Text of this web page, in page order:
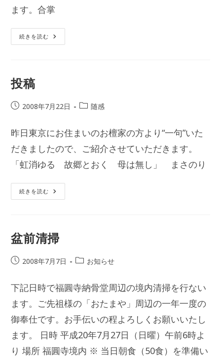
ます。合掌
続きを読む 盆
前
投稿
投
公
開
日:
2008年7月22日
投
テ
ゴ
ー:
随感
昨日東京にお住まいのお檀家の方より“一句”いた
だきましたので、ご紹介させていただきます。
「虹消ゆる 故郷とおく 母は無し」 まさのり
続きを読む 投
稿
盆前清掃
投
開
日:
2008年7月7日
投
カ
テ
ゴ
ー:
お知らせ
下記日時で福圓寺納骨堂周辺の境内清掃を行ない
ます。ご先祖様の「おたまや」周辺の一年一度の
御奉仕です。お手伝いの程よろしくお願いいたし
ます。 日時 平成20年7月27日（日曜）午前6時よ
り 場所 福圓寺境内 ※ 当日朝食（50食）を準備い